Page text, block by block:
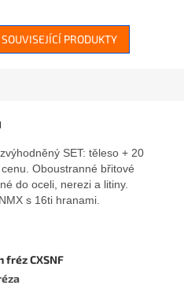
PRODUKTY
zvýhodněný SET: těleso + 20
Oboustranné břitové
do oceli, nerezi a litiny.
s 16ti hranami.
fréz CXSNF